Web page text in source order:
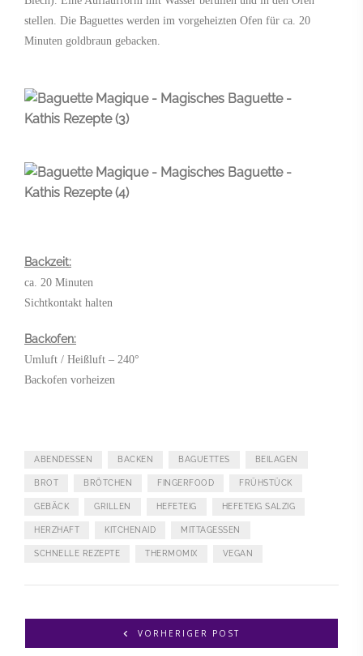
stellen. Die Baguettes werden im vorgeheizten Ofen für ca. 20
Minuten goldbraun gebacken.
Backzeit:
ca. 20 Minuten
Sichtkontakt halten
Backofen:
Umluft / Heißluft – 240°
Backofen vorheizen
ABENDESSEN BACKEN BAGUETTES BEILAGEN
BROT BRÖTCHEN FINGERFOOD FRÜHSTÜCK
GEBÄCK GRILLEN HEFETEIG HEFETEIG SALZIG
HERZHAFT KITCHENAID MITTAGESSEN
SCHNELLE REZEPTE THERMOMIX VEGAN
VORHERIGER POST